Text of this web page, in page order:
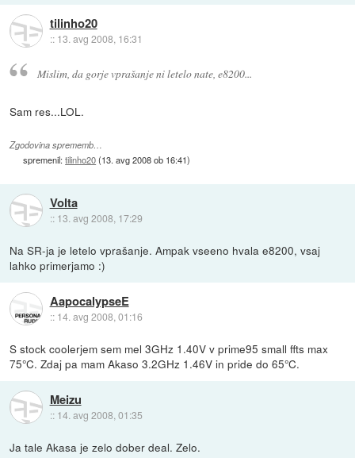
tilinho20
:: 13. avg 2008, 16:31
Mislim, da gorje vprašanje ni letelo nate, e8200...
Sam res...LOL.
Zgodovina sprememb…
spremenil:tilinho20(13. avg 2008 ob 16:41)
Volta
:: 13. avg 2008, 17:29
Na SR-ja je letelo vprašanje. Ampak vseeno hvala e8200, vsaj
lahko primerjamo :)
AapocalypseE
:: 14. avg 2008, 01:16
S stock coolerjem sem mel 3GHz 1.40V v prime95 small ffts max
75°C. Zdaj pa mam Akaso 3.2GHz 1.46V in pride do 65°C.
Meizu
:: 14. avg 2008, 01:35
Ja tale Akasa je zelo dober deal. Zelo.